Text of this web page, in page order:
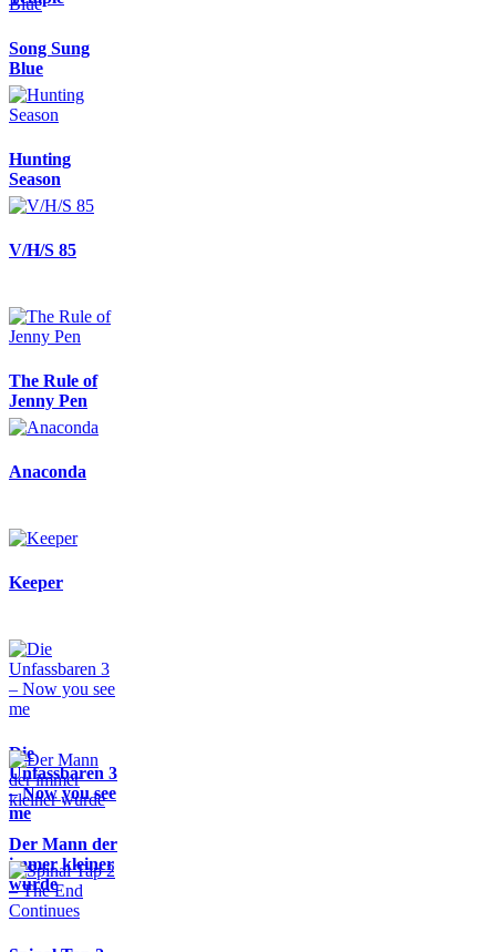
Song Sung
Blue
Hunting
Season
V/H/S 85
The Rule of
Jenny Pen
Anaconda
Keeper
Die
Unfassbaren 3
– Now you see
me
Der Mann der
immer kleiner
wurde